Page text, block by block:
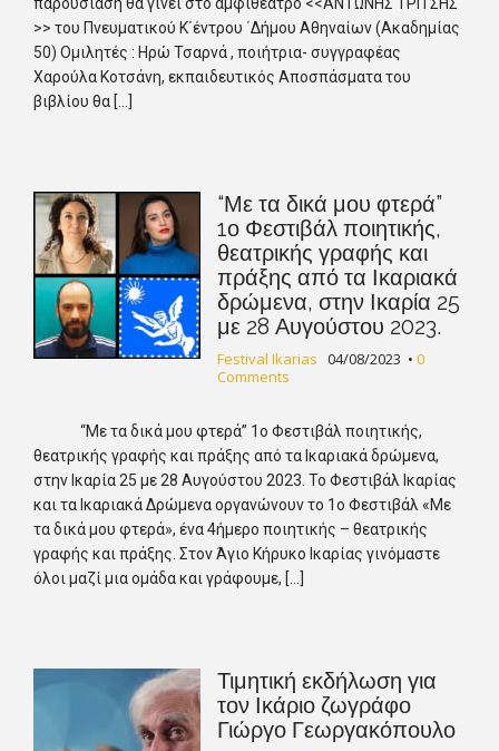
>> του Πνευματικού Κ΄έντρου ΄Δήμου Αθηναίων (Ακαδημίας
50) Ομιλητές : Ηρώ Τσαρνά , ποιήτρια- συγγραφέας
Χαρούλα Κοτσάνη, εκπαιδευτικός Αποσπάσματα του
βιβλίου θα […]
“Με τα δικά μου φτερά”
1ο Φεστιβάλ ποιητικής,
θεατρικής γραφής και
πράξης από τα Ικαριακά
δρώμενα, στην Ικαρία 25
με 28 Αυγούστου 2023.
Festival Ikarias 04/08/2023 • 0
Comments
“Με τα δικά μου φτερά” 1ο Φεστιβάλ ποιητικής,
θεατρικής γραφής και πράξης από τα Ικαριακά δρώμενα,
στην Ικαρία 25 με 28 Αυγούστου 2023. Το Φεστιβάλ Ικαρίας
και τα Ικαριακά Δρώμενα οργανώνουν το 1ο Φεστιβάλ «Με
τα δικά μου φτερά», ένα 4ήμερο ποιητικής – θεατρικής
γραφής και πράξης. Στον Άγιο Κήρυκο Ικαρίας γινόμαστε
όλοι μαζί μια ομάδα και γράφουμε, […]
Τιμητική εκδήλωση για
τον Ικάριο ζωγράφο
Γιώργο Γεωργακόπουλο